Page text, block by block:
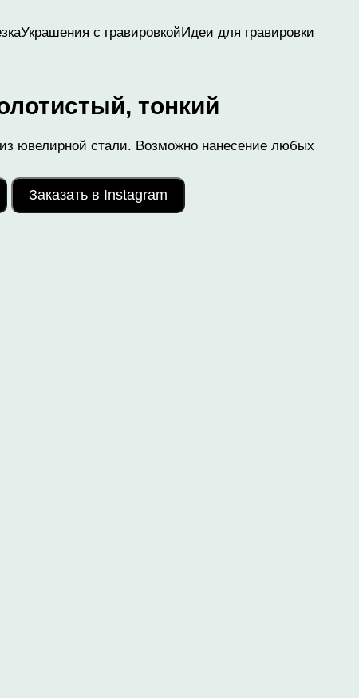
Украшения с гравировкойИдеи для гравировки
тонкий
ювелирной стали. Возможно нанесение любых
Заказать в Instagram